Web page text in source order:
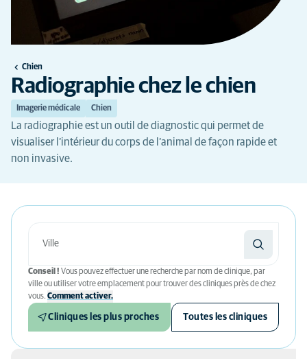
Chien
Radiographie chez le chien
Imagerie médicale Chien
La radiographie est un outil de diagnostic qui permet de
visualiser l’intérieur du corps de l’animal de façon rapide et
non invasive.
Conseil ! Vous pouvez effectuer une recherche par nom de clinique, par
ville ou utiliser votre emplacement pour trouver des cliniques près de chez
vous. Comment activer.
Cliniques les plus proches Toutes les cliniques